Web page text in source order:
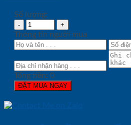
Số lượng:
Thông tin người mua
Tổng tiền: 0
ĐẶT MUA NGAY